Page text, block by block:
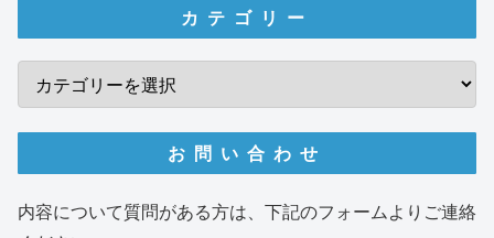
カテゴリー
お問い合わせ
内容について質問がある方は、下記のフォームよりご連絡